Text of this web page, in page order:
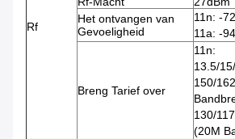
Rf
Het ontvangen van
Gevoeligheid
11n: -
11a: -
Breng Tarief over
11n:
13.5/
150/
130/
(20M